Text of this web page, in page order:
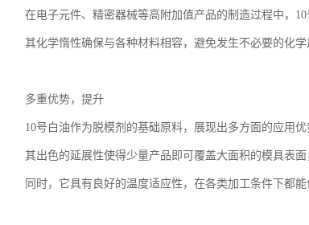
在电子元件、精密器械等高附加值产品的制造过程中，
其化学惰性确保与各种材料相容，避免发生不必要的化学
多重优势，提升
10号白油作为脱模剂的基础原料，展现出多方面的应用优
其出色的延展性使得少量产品即可覆盖大面积的模具表面
同时，它具有良好的温度适应性，在各类加工条件下都能